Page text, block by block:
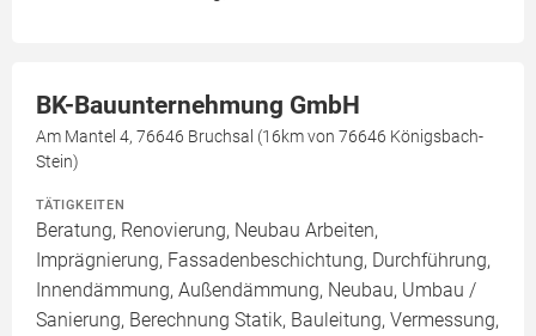
BK-Bauunternehmung GmbH
Am Mantel 4, 76646 Bruchsal (16km von 76646 Königsbach-
Stein)
TÄTIGKEITEN
Beratung, Renovierung, Neubau Arbeiten,
Imprägnierung, Fassadenbeschichtung, Durchführung,
Innendämmung, Außendämmung, Neubau, Umbau /
Sanierung, Berechnung Statik, Bauleitung, Vermessung,